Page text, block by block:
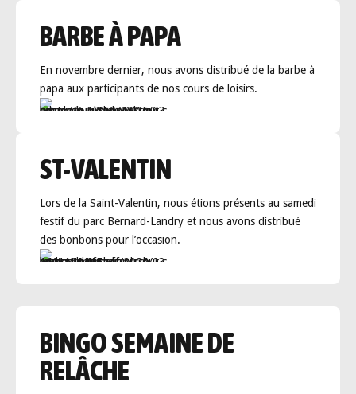
BARBE À PAPA
En novembre dernier, nous avons distribué de la barbe à
papa aux participants de nos cours de loisirs.
ST-VALENTIN
Lors de la Saint-Valentin, nous étions présents au samedi
festif du parc Bernard-Landry et nous avons distribué
des bonbons pour l’occasion.
BINGO SEMAINE DE
RELÂCHE